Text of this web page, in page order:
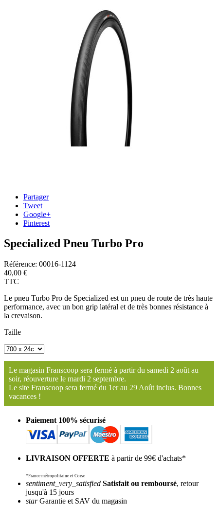
Partager
Tweet
Google+
Pinterest
Specialized Pneu Turbo Pro
Référence: 00016-1124
40,00 €
TTC
Le pneu Turbo Pro de Specialized est un pneu de route de très haute
performance, avec un bon grip latéral et de très bonnes résistance à
la crevaison.
Taille
Le magasin Franscoop sera fermé à partir du samedi 2 août au
soir, réouverture le mardi 2 septembre.
Le site Franscoop sera fermé du 1er au 29 Août inclus. Bonnes
vacances !
Paiement 100% sécurisé
LIVRAISON OFFERTE à partir de 99€ d'achats*
*France métropolitaine et Corse
sentiment_very_satisfied Satisfait ou remboursé, retour
jusqu'à 15 jours
starGarantie et SAV du magasin